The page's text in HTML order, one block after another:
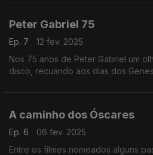
Peter Gabriel 75
Ep. 7
12 fev. 2025
Nos 75 anos de Peter Gabriel um
disco, recuando aos dias dos
A caminho dos Óscares
Ep. 6
06 fev. 2025
Entre os filmes nomeados alguns